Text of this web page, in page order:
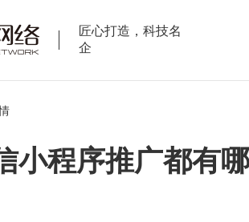
匠心打造，科技名
企
小程序推广都有